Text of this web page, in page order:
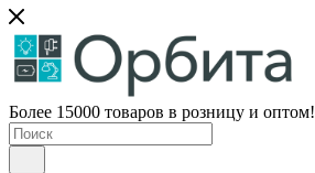
Более 15000 товаров в розницу и оптом!